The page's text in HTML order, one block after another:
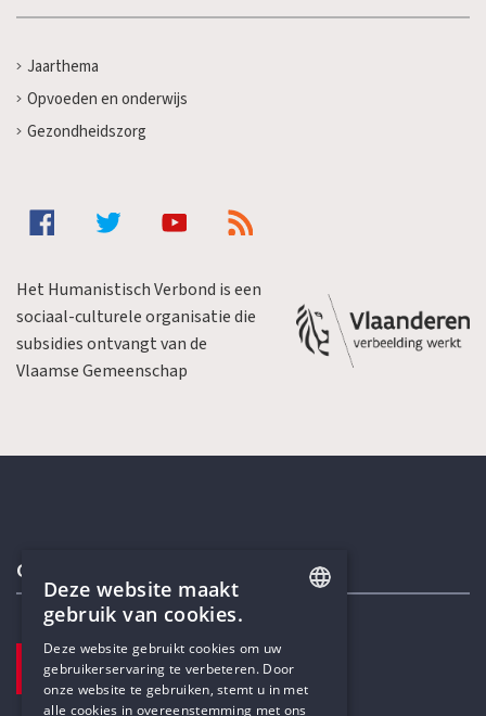
Jaarthema
Opvoeden en onderwijs
Gezondheidszorg
Het Humanistisch Verbond is een
sociaal-culturele organisatie die
subsidies ontvangt van de
Vlaamse Gemeenschap
Contactgegevens
TELEFOON
+32 3 233 70 32
DUTCH
Deze website maakt
gebruik van cookies.
Deze website gebruikt cookies om uw
gebruikerservaring te verbeteren. Door
onze website te gebruiken, stemt u in met
alle cookies in overeenstemming met ons